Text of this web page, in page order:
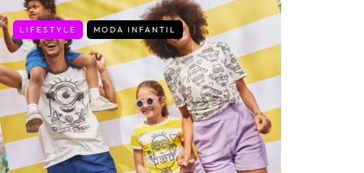
LIFESTYLE MODA INFANTIL